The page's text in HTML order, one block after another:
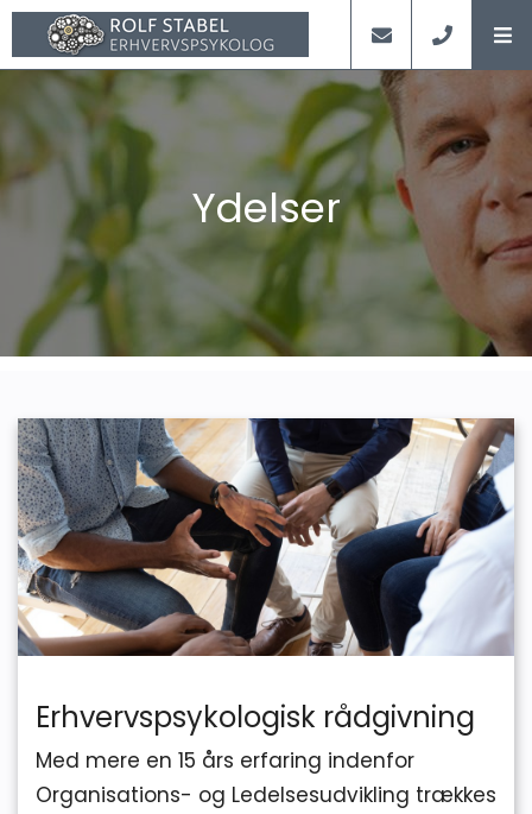
Ydelser
Erhvervspsykologisk rådgivning
Med mere en 15 års erfaring indenfor
Organisations- og Ledelsesudvikling trækkes